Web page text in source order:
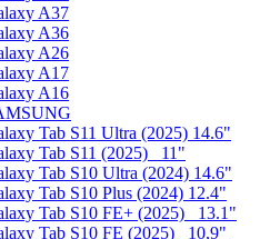
A37
A36
A26
A17
A16
Tab S11 Ultra (2025) 14.6"
Tab S11 (2025) _11"
Tab S10 Ultra (2024) 14.6"
Tab S10 Plus (2024) 12.4"
Tab S10 FE+ (2025)_ 13.1"
Tab S10 FE (2025)_ 10,9"